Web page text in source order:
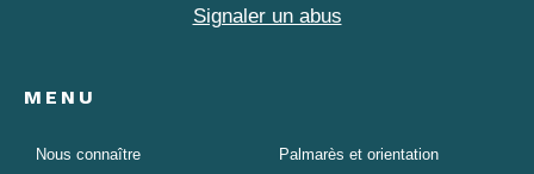
Signaler un abus
MENU
Nous connaître Palmarès et orientation